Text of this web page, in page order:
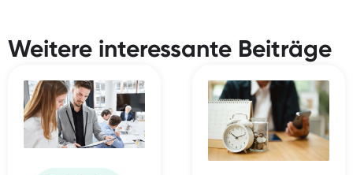
Weitere interessante Beiträge